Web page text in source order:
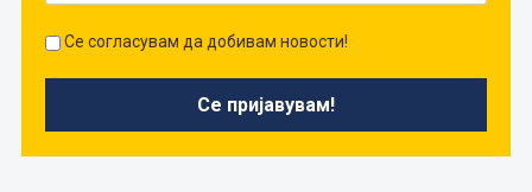
Се согласувам да добивам новости!